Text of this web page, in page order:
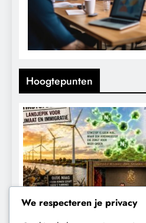
Hoogtepunten
We respecteren je privacy